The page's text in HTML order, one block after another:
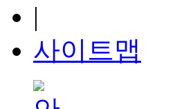
|
사이트맵